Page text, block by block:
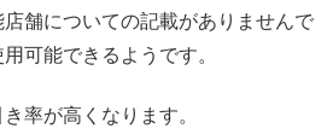
舗についての記載がありませんで
可能できるようです。
率が高くなります。